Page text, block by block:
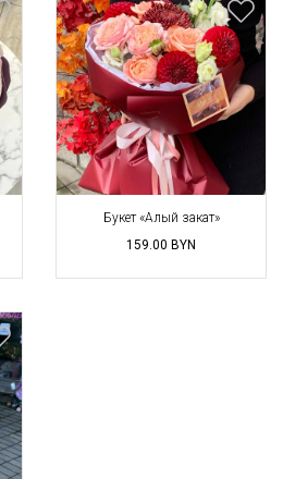
Букет «Алый закат»
159.00 BYN